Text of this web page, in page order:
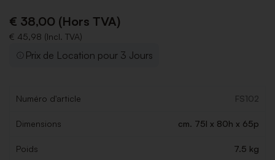
€ 38,00 (Hors TVA)
€ 45,98 (Incl. TVA)
Prix de Location pour 3 Jours
Numéro d'article FS102
Dimensions cm. 75l x 80h x 65p
Poids 7.5 kg